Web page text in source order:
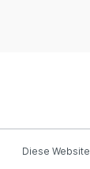
Diese